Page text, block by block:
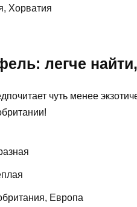
Хорватия
легче
чуть менее
Европа